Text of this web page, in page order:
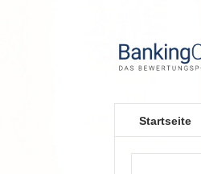
Startseite